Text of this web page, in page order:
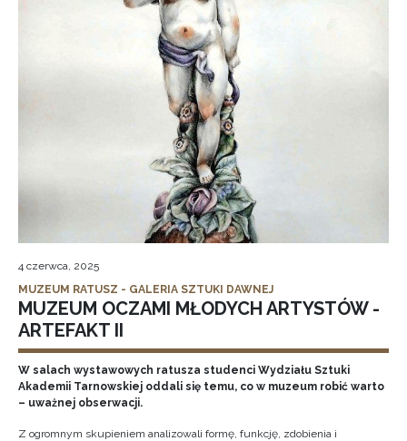
4 czerwca, 2025
MUZEUM RATUSZ - GALERIA SZTUKI DAWNEJ
MUZEUM OCZAMI MŁODYCH ARTYSTÓW -
ARTEFAKT II
W salach wystawowych ratusza studenci Wydziału Sztuki
Akademii Tarnowskiej oddali się temu, co w muzeum robić warto
– uważnej obserwacji.
Z ogromnym skupieniem analizowali formę, funkcję, zdobienia i